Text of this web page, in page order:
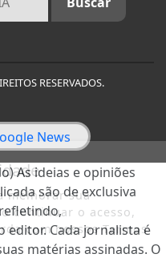
RESERVADOS.
melhorar sua
continuar o acesso,
com nossos Termos
As ideias e opiniões
são de exclusiva
editor. Cada jornalista é
matérias assinadas. O